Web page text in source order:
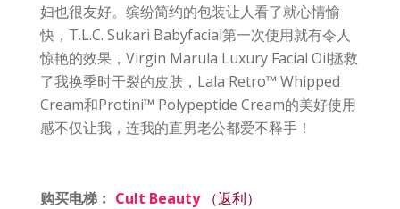
妇也很友好。缤纷简约的包装让人看了就心情愉
快，T.L.C. Sukari Babyfacial第一次使用就有令人
惊艳的效果，Virgin Marula Luxury Facial Oil拯救
了我换季时干裂的皮肤，Lala Retro™ Whipped
Cream和Protini™ Polypeptide Cream的美好使用
感不仅让我，连我的直男老公都爱不释手！
购买电梯︰ Cult Beauty （返利）